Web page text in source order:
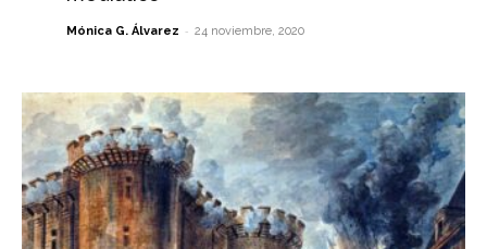
Mónica G. Álvarez - 24 noviembre, 2020